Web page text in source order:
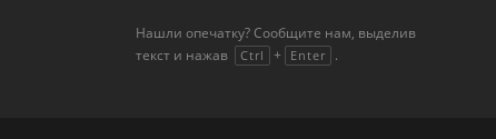
Нашли опечатку? Сообщите нам, выделив
текст и нажав
Ctrl + Enter .